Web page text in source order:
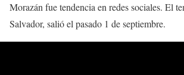
Morazán fue tendencia en redes sociales. El
Salvador, salió el pasado 1 de septiembre.